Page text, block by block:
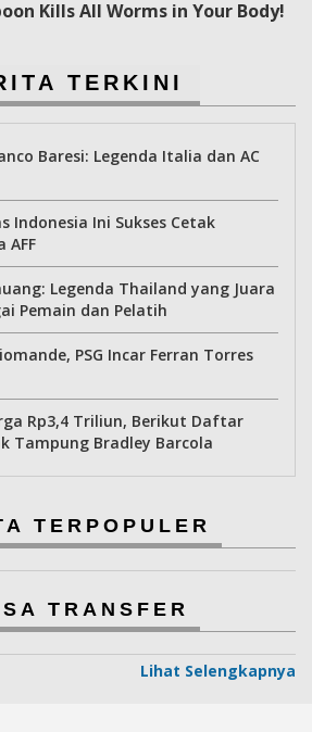
Kills All Worms in Your Body!
TERKINI
Baresi: Legenda Italia dan AC
Indonesia Ini Sukses Cetak
AFF
Legenda Thailand yang Juara
Pemain dan Pelatih
PSG Incar Ferran Torres
Rp3,4 Triliun, Berikut Daftar
Tampung Bradley Barcola
TERPOPULER
TRANSFER
Lihat Selengkapnya